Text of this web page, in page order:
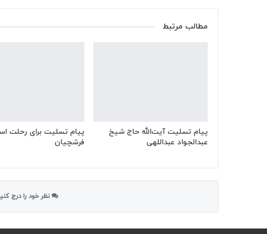
مطالب مرتبط
پیام تسلیت آیت‌الله حاج شیخ
عبدالجواد عبداللهی
پیام تسلیت برای رحلت
فرشچیان
نظر خود را درج